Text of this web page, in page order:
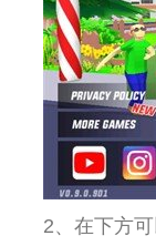
2、在下方